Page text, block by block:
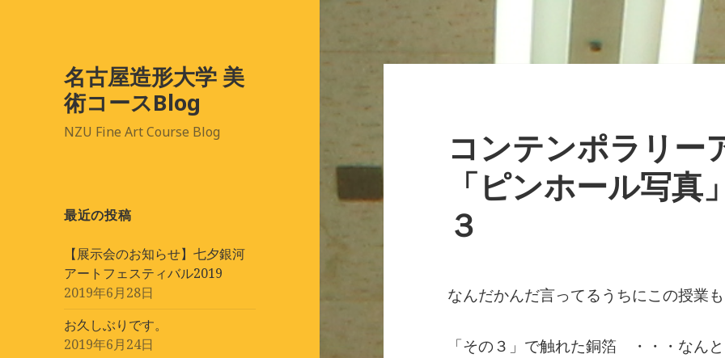
名古屋造形大学 美
術コースBlog
NZU Fine Art Course Blog
最近の投稿
【展示会のお知らせ】七夕銀河
アートフェスティバル2019
2019年6月28日
お久しぶりです。
2019年6月24日
コンテンポラ
「ピンホール写真
３
なんだかんだ言ってるうちにこの授業
「その３」で触れた銅箔 ・・・なん